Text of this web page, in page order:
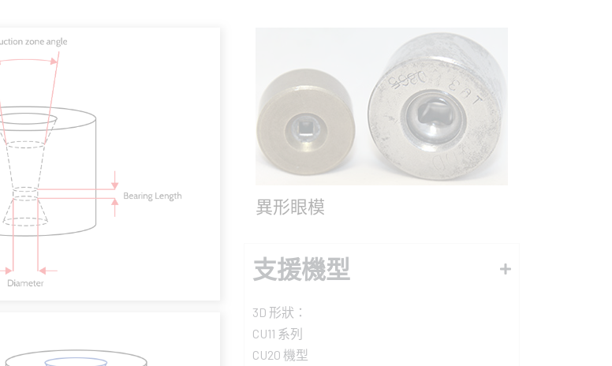
異形眼模
支援機型
3D 形狀：
CU11 系列
CU20 機型